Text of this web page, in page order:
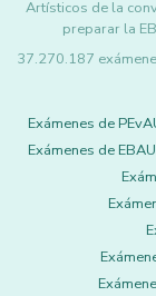
Artísticos de la
preparar la
37.270.187
Exámenes de
Exámenes de